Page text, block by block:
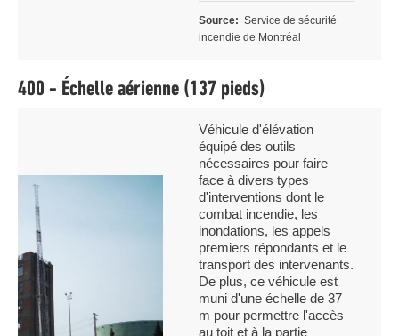
Source
Service de sécurité
incendie de Montréal
400 - Échelle aérienne (137 pieds)
Image
Légende
Véhicule d'élévation
équipé des outils
nécessaires pour faire
face à divers types
d'interventions dont le
combat incendie, les
inondations, les appels
premiers répondants et le
transport des intervenants.
De plus, ce véhicule est
muni d'une échelle de 37
m pour permettre l'accès
au toit et à la partie